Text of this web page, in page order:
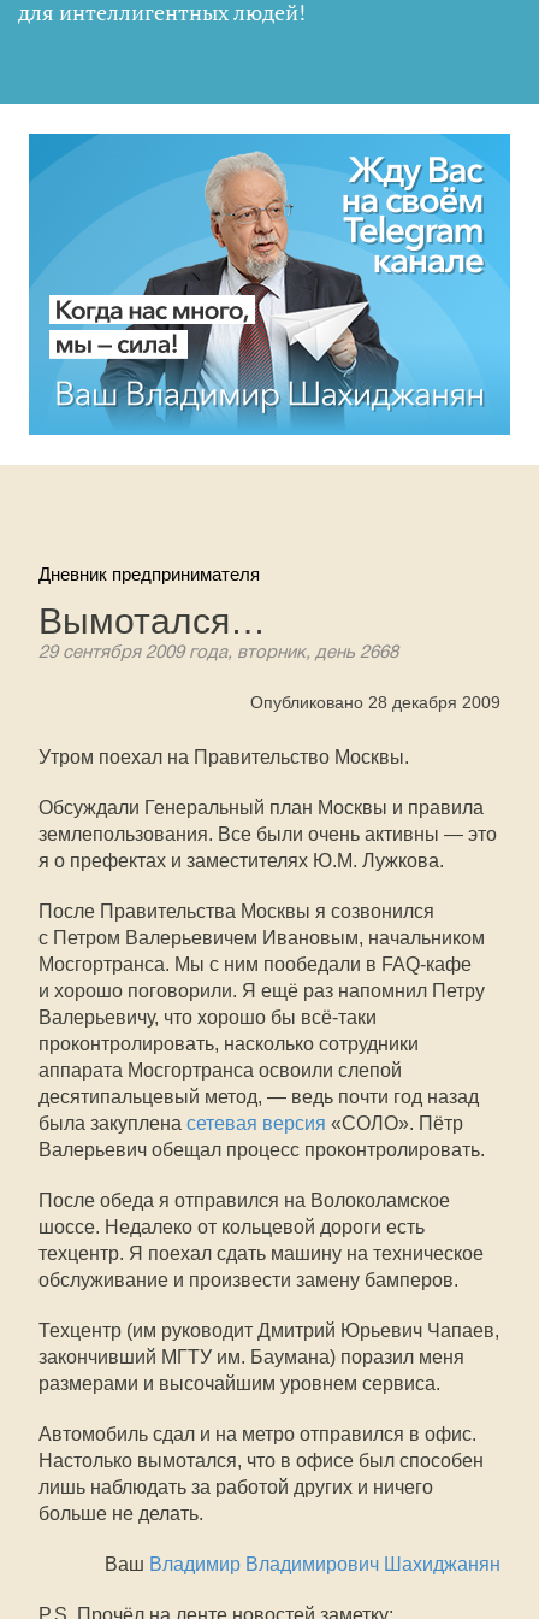
для интеллигентных людей!
Дневник предпринимателя
Вымотался…
29 сентября 2009 года, вторник, день 2668
Опубликовано 28 декабря 2009
Утром поехал на Правительство Москвы.
Обсуждали Генеральный план Москвы и правила
землепользования. Все были очень активны — это
я о префектах и заместителях Ю.М. Лужкова.
После Правительства Москвы я созвонился
с Петром Валерьевичем Ивановым, начальником
Мосгортранса. Мы с ним пообедали в FAQ-кафе
и хорошо поговорили. Я ещё раз напомнил Петру
Валерьевичу, что хорошо бы всё-таки
проконтролировать, насколько сотрудники
аппарата Мосгортранса освоили слепой
десятипальцевый метод, — ведь почти год назад
была закуплена сетевая версия «СОЛО». Пётр
Валерьевич обещал процесс проконтролировать.
После обеда я отправился на Волоколамское
шоссе. Недалеко от кольцевой дороги есть
техцентр. Я поехал сдать машину на техническое
обслуживание и произвести замену бамперов.
Техцентр (им руководит Дмитрий Юрьевич Чапаев,
закончивший МГТУ им. Баумана) поразил меня
размерами и высочайшим уровнем сервиса.
Автомобиль сдал и на метро отправился в офис.
Настолько вымотался, что в офисе был способен
лишь наблюдать за работой других и ничего
больше не делать.
Ваш Владимир Владимирович Шахиджанян
P.S. Прочёл на ленте новостей заметку: